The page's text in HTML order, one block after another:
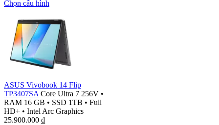
Chọn cấu hình
ASUS Vivobook 14 Flip
TP3407SA Core Ultra 7 256V •
RAM 16 GB • SSD 1TB • Full
HD+ • Intel Arc Graphics
25.900.000 ₫